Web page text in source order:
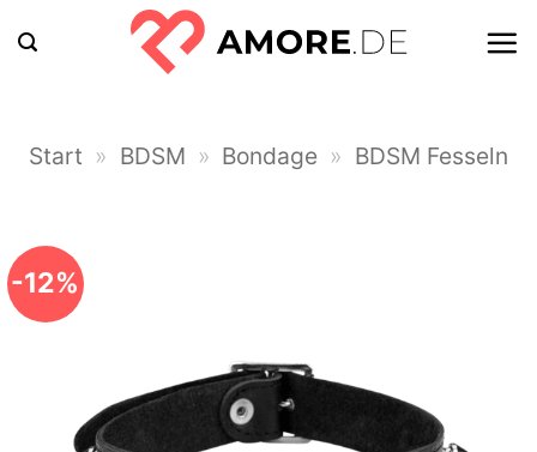
Inhalt
Start » BDSM » Bondage » BDSM Fesseln
-12%